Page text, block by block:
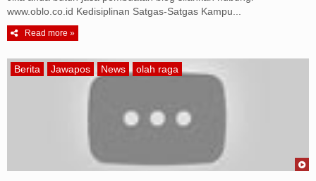
www.oblo.co.id Kedisiplinan Satgas-Satgas Kampu...
Read more »
Berita Jawapos News olah raga